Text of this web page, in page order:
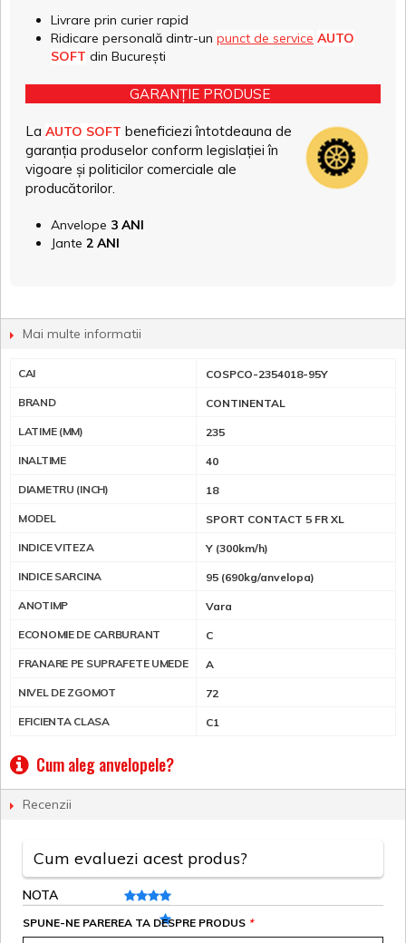
Livrare prin curier rapid
Ridicare personală dintr-un punct de service AUTO
SOFT din București
GARANȚIE PRODUSE
La AUTO SOFT beneficiezi întotdeauna de
garanția produselor conform legislației în
vigoare și politicilor comerciale ale
producătorilor.
Anvelope 3 ANI
Jante 2 ANI
Mai multe informatii
CAI COSPCO-2354018-95Y
BRAND CONTINENTAL
LATIME (MM) 235
INALTIME 40
DIAMETRU (INCH) 18
MODEL SPORT CONTACT 5 FR XL
INDICE VITEZA Y (300km/h)
INDICE SARCINA 95 (690kg/anvelopa)
ANOTIMP Vara
ECONOMIE DE CARBURANT C
FRANARE PE SUPRAFETE UMEDE A
NIVEL DE ZGOMOT 72
EFICIENTA CLASA C1
Cum aleg anvelopele?
Recenzii
Cum evaluezi acest produs?
NOTA
*
SPUNE-NE PAREREA TA DESPRE PRODUS